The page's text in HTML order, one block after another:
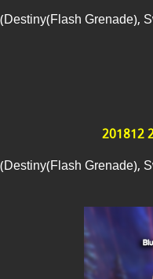
(Destiny(Flash Grenade),
201812
(Destiny(Flash Grenade),